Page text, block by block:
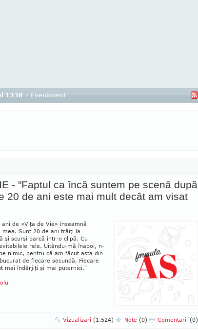
1338 › Eveniment
- "Faptul ca încă suntem pe scenă după
20 de ani este mai mult decât am visat
de «Viţa de Vie» înseam­nă
Sunt 20 de ani trăiţi la
şi scurşi parcă într-o clipă. Cu
rele. Uitându-mă îna­poi, n-
nimic, pentru că am fă­cut asta din
de fiecare secundă. Fiecare
mai îndârjiţi şi mai puternici."
Vizualizari (1.524) Note (0) Comentarii (0)